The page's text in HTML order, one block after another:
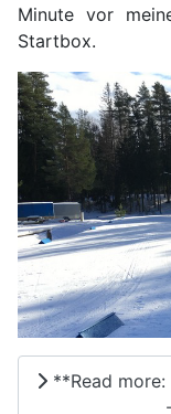
Minute vor
Startbox.
**Read